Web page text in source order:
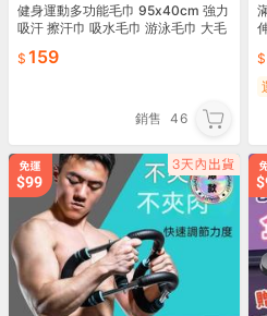
健身運動多功能毛巾 95x40cm 強力
吸汗 擦汗巾 吸水毛巾 游泳毛巾 大毛
百貨159
銷售 46